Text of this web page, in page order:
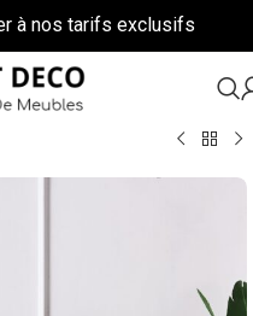
à nos tarifs exclusifs